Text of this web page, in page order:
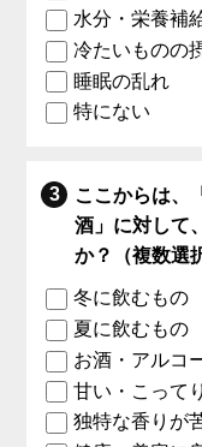
水分・栄養補
冷たいものの
睡眠の乱れ
特にない
ここからは、
酒」に対して
か？（複数選
冬に飲むもの
夏に飲むもの
お酒・アルコ
甘い・こってり
独特な香りが